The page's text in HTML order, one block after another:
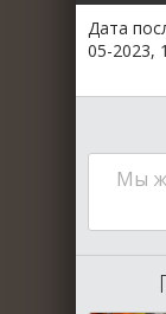
Дата
05-2023,
Мы